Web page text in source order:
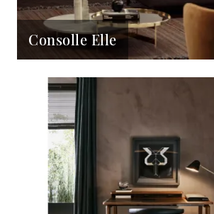
Consolle Elle